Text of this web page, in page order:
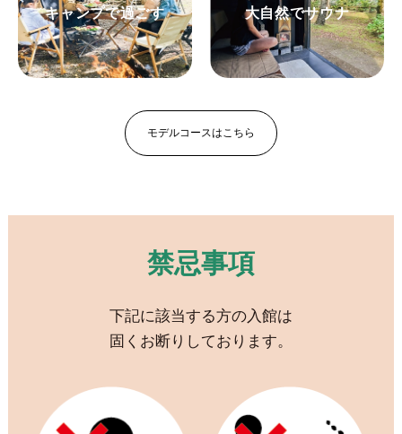
キャンプで過ごす 大自然でサウナ
モデルコースはこちら
禁忌事項
下記に該当する方の入館は
固くお断りしております。